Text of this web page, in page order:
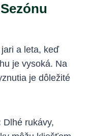
a leta,‌ keď
je vysoká. Na
je dôležité
Dlhé rukávy,​